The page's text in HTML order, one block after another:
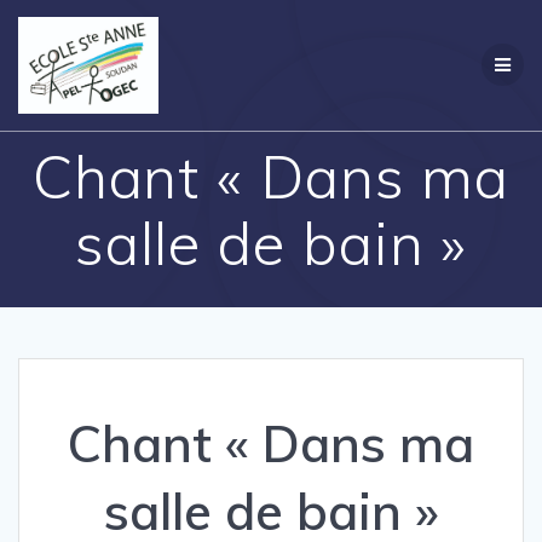
Chant « Dans ma
salle de bain »
Chant « Dans ma
salle de bain »